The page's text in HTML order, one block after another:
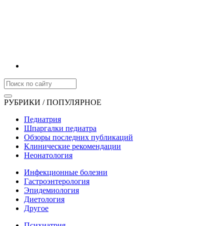
РУБРИКИ / ПОПУЛЯРНОЕ
Педиатрия
Шпаргалки педиатра
Обзоры последних публикаций
Клинические рекомендации
Неонатология
Инфекционные болезни
Гастроэнтерология
Эпидемиология
Диетология
Другое